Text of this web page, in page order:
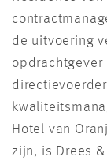
de uitvoering
opdrachtgever
Hotel van
zijn, is Drees